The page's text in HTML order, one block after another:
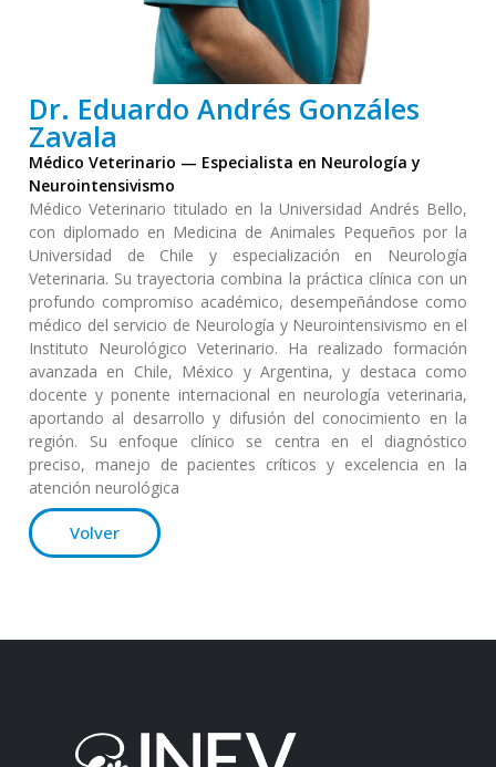
Dr. Eduardo Andrés Gonzáles
Zavala
Médico Veterinario — Especialista en Neurología y
Neurointensivismo
Médico Veterinario titulado en la Universidad Andrés Bello,
con diplomado en Medicina de Animales Pequeños por la
Universidad de Chile y especialización en Neurología
Veterinaria. Su trayectoria combina la práctica clínica con un
profundo compromiso académico, desempeñándose como
médico del servicio de Neurología y Neurointensivismo en el
Instituto Neurológico Veterinario. Ha realizado formación
avanzada en Chile, México y Argentina, y destaca como
docente y ponente internacional en neurología veterinaria,
aportando al desarrollo y difusión del conocimiento en la
región. Su enfoque clínico se centra en el diagnóstico
preciso, manejo de pacientes críticos y excelencia en la
atención neurológica
Volver